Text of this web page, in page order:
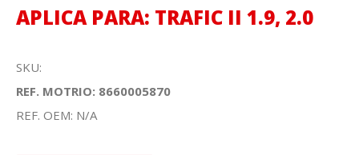
APLICA PARA: TRAFIC II 1.9, 2.0
SKU:
REF. MOTRIO: 8660005870
REF. OEM: N/A